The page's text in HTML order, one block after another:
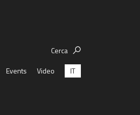
Cerca
Events Video IT